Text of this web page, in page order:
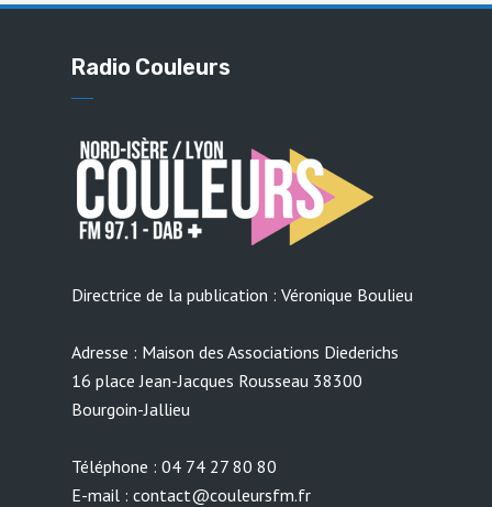
Radio Couleurs
Directrice de la publication : Véronique Boulieu
Adresse : Maison des Associations Diederichs
16 place Jean-Jacques Rousseau 38300
Bourgoin-Jallieu
Téléphone : 04 74 27 80 80
E-mail : contact@couleursfm.fr